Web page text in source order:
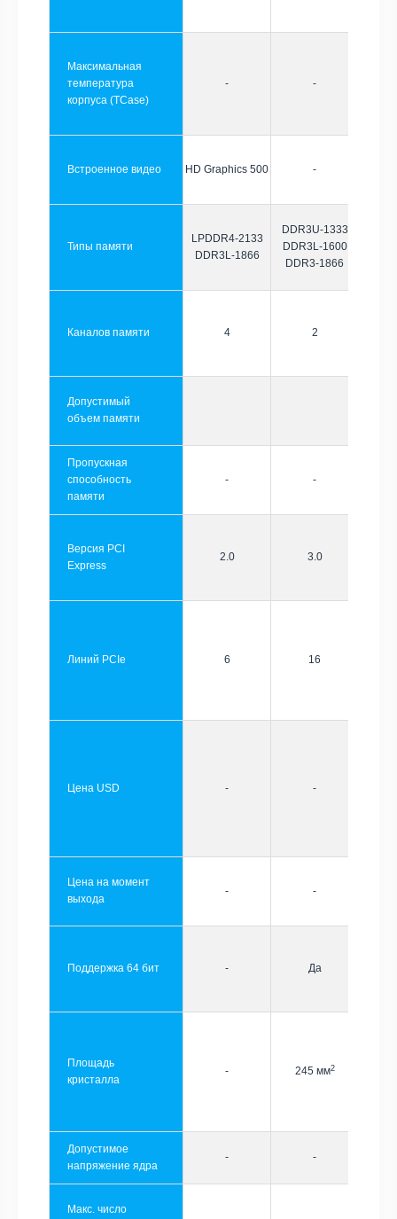
Максимальная
температура
корпуса (TCase)
- -
Встроенное видео HD Graphics 500 -
Типы памяти
LPDDR4-2133
DDR3L-1866
DDR3U-1333
DDR3L-1600
DDR3-1866
Каналов памяти 4 2
Допустимый
объем памяти
Пропускная
способность
памяти
- -
Версия PCI
Express
2.0 3.0
Линий PCIe 6 16
Цена USD - -
Цена на момент
выхода
- -
Поддержка 64 бит - Да
Площадь
кристалла
- 245 мм2
Допустимое
напряжение ядра
- -
Макс. число